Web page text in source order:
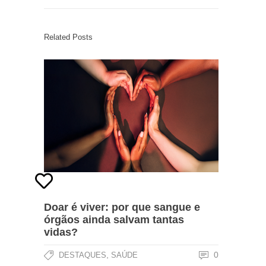
Related Posts
Doar é viver: por que sangue e
órgãos ainda salvam tantas
vidas?
DESTAQUES SAÚDE 0